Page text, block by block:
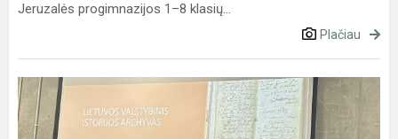
Jeruzalės progimnazijos 1–8 klasių...
Plačiau
5
klasių
edukacinė